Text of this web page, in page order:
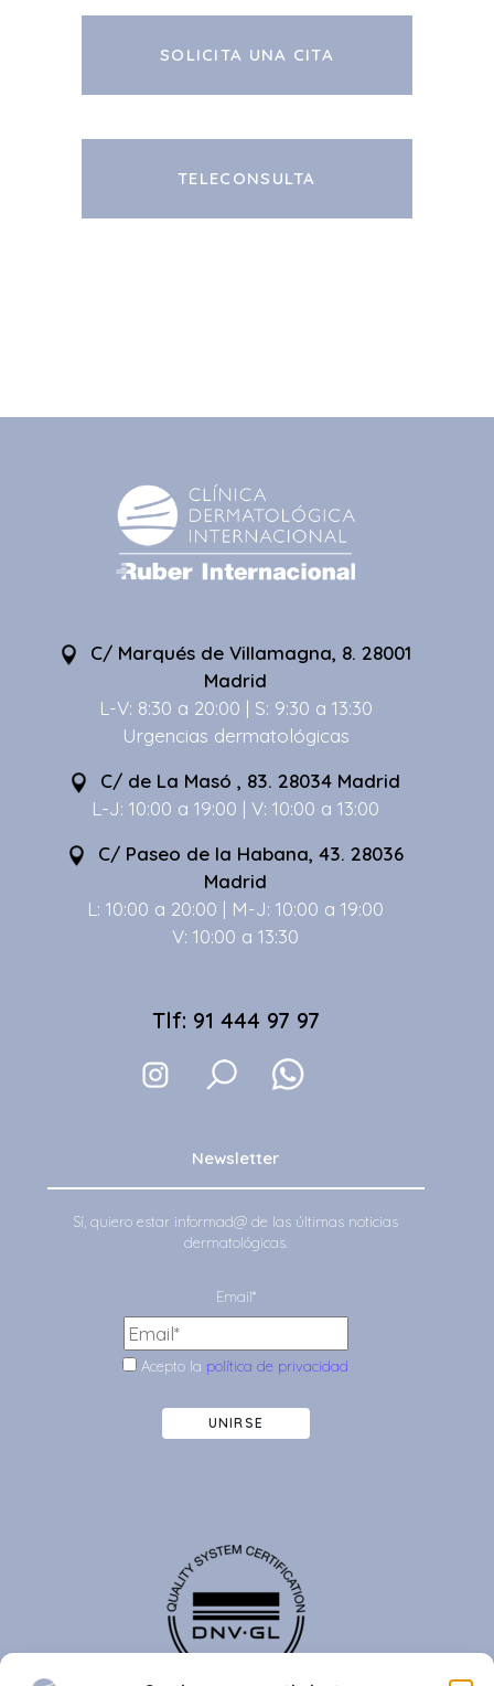
SOLICITA UNA CITA
TELECONSULTA
C/ Marqués de Villamagna, 8. 28001
Madrid
L-V: 8:30 a 20:00 | S: 9:30 a 13:30
Urgencias dermatológicas
C/ de La Masó , 83. 28034 Madrid
L-J: 10:00 a 19:00 | V: 10:00 a 13:00
C/ Paseo de la Habana, 43. 28036
Madrid
L: 10:00 a 20:00 | M-J: 10:00 a 19:00
V: 10:00 a 13:30
Tlf: 91 444 97 97
Newsletter
Sí, quiero estar informad@ de las últimas noticias
dermatológicas.
Email*
Acepto la política de privacidad
UNIRSE